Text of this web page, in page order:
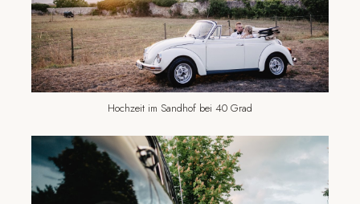
Hochzeit im Sandhof bei 40 Grad